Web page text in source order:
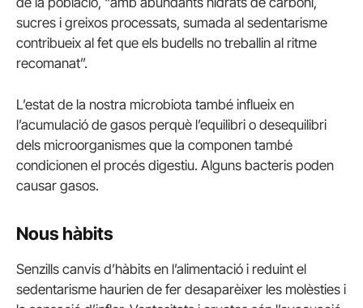
sucres i greixos processats, sumada al sedentarisme
contribueix al fet que els budells no treballin al ritme
recomanat”.
L’estat de la nostra microbiota també influeix en
l’acumulació de gasos perquè l’equilibri o desequilibri
dels microorganismes que la componen també
condicionen el procés digestiu. Alguns bacteris poden
causar gasos.
Nous hàbits
Senzills canvis d’hàbits en l’alimentació i reduint el
sedentarisme haurien de fer desaparèixer les molèsties i